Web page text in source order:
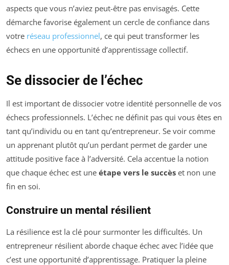
aspects que vous n’aviez peut-être pas envisagés. Cette
démarche favorise également un cercle de confiance dans
votre réseau professionnel, ce qui peut transformer les
échecs en une opportunité d’apprentissage collectif.
Se dissocier de l’échec
Il est important de dissocier votre identité personnelle de vos
échecs professionnels. L’échec ne définit pas qui vous êtes en
tant qu’individu ou en tant qu’entrepreneur. Se voir comme
un apprenant plutôt qu’un perdant permet de garder une
attitude positive face à l’adversité. Cela accentue la notion
que chaque échec est une étape vers le succès et non une
fin en soi.
Construire un mental résilient
La résilience est la clé pour surmonter les difficultés. Un
entrepreneur résilient aborde chaque échec avec l’idée que
c’est une opportunité d’apprentissage. Pratiquer la pleine